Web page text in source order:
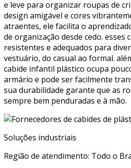
e leve para organizar roupas de
design amigável e cores
atraentes, ele facilita o
de organização desde cedo. esses
resistentes e adequados para
vestuário, do casual ao formal.
cabide infantil plástico ocupa
armário e pode ser facilmente
sua durabilidade garante que as
sempre bem penduradas e à mão.
Soluções industriais
Região de atendimento: Todo o